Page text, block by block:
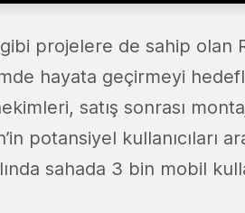
projelere de sahip olan
hayata geçirmeyi
satış sonrası
potansiyel kullanıcıları
sahada 3 bin mobil